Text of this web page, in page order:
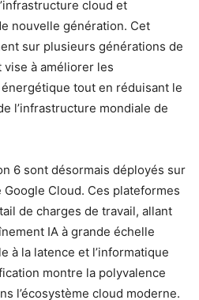
cloud et
nouvelle génération. Cet
sur plusieurs générations de
à améliorer les
tout en réduisant le
l’infrastructure mondiale de
6 sont désormais déployés sur
Cloud. Ces plateformes
de charges de travail, allant
IA à grande échelle
à la latence et l’informatique
montre la polyvalence
l’écosystème cloud moderne.